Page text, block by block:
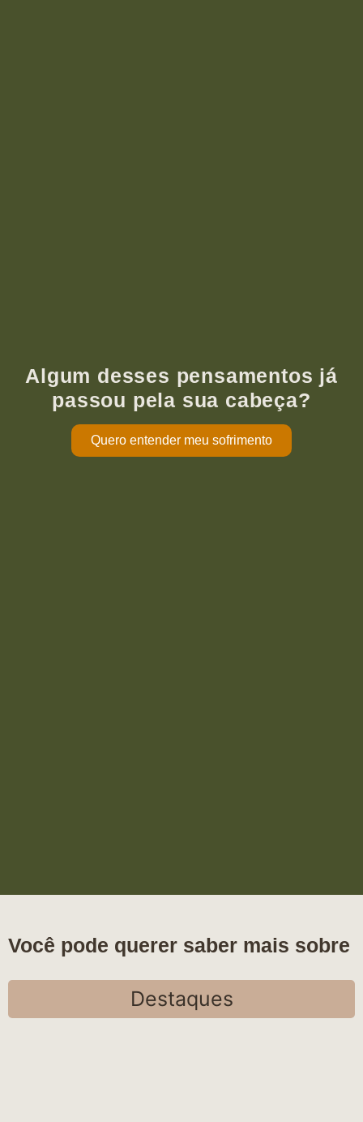
Algum desses pensamentos já
passou pela sua cabeça?
Quero entender meu sofrimento
Você pode querer saber mais sobre
Destaques